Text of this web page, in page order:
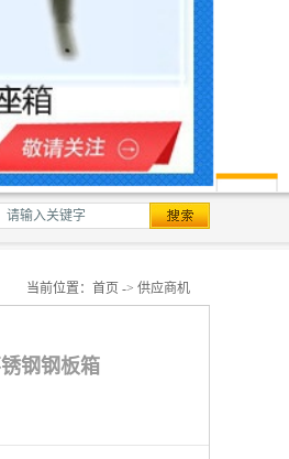
当前位置： 首页 -> 供应商机
钢钢板箱